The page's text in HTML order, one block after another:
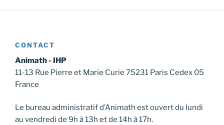
CONTACT
Animath - IHP
11-13 Rue Pierre et Marie Curie 75231 Paris Cedex 05
France
Le bureau administratif d’Animath est ouvert du lundi
au vendredi de 9h à 13h et de 14h à 17h.